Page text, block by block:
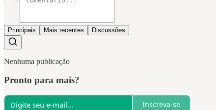
Principais Mais recentes Discussões
Nenhuma publicação
Pronto para mais?
Inscreva-se